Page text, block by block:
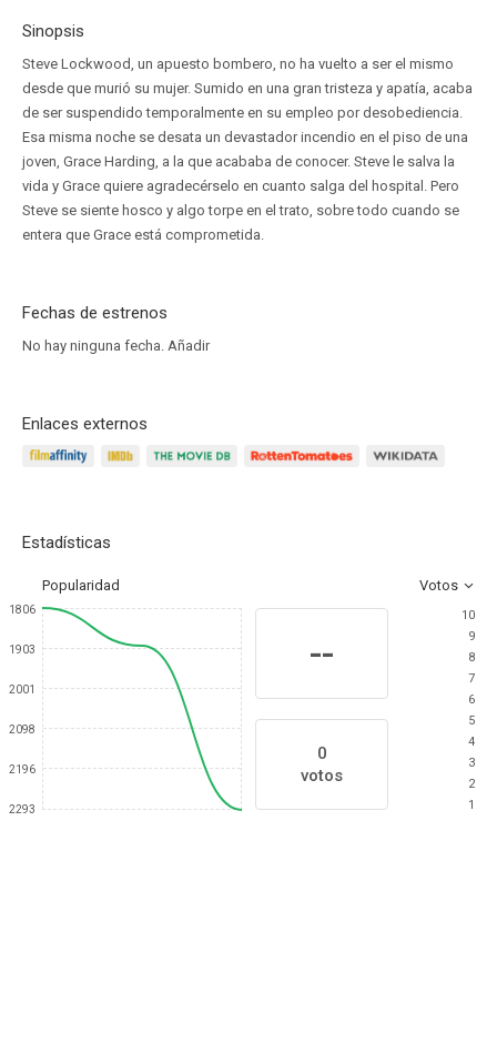
Sinopsis
Steve Lockwood, un apuesto bombero, no ha vuelto a ser el mismo
desde que murió su mujer. Sumido en una gran tristeza y apatía, acaba
de ser suspendido temporalmente en su empleo por desobediencia.
Esa misma noche se desata un devastador incendio en el piso de una
joven, Grace Harding, a la que acababa de conocer. Steve le salva la
vida y Grace quiere agradecérselo en cuanto salga del hospital. Pero
Steve se siente hosco y algo torpe en el trato, sobre todo cuando se
entera que Grace está comprometida.
Fechas de estrenos
No hay ninguna fecha. Añadir
Enlaces externos
Estadísticas
Popularidad Votos
1806
1903
2001
2098
2196
2293
--
0
votos
10
9
8
7
6
5
4
3
2
1